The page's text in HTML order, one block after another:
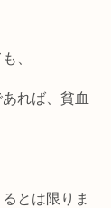
、
れば、貧血
とは限りま